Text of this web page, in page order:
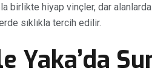
birlikte hiyap vinçler, dar
sıklıkla tercih edilir.
Yaka’da